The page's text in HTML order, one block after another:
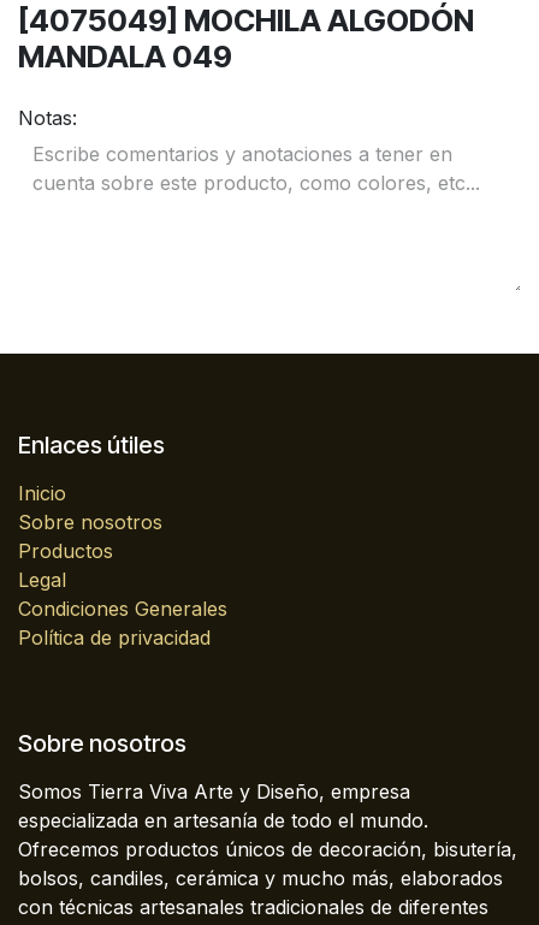
[4075049] MOCHILA ALGODÓN
MANDALA 049
Notas:
Enlaces útiles
Inicio
Sobre nosotros
Productos
Legal
Condiciones Generales
Política de privacidad
Sobre nosotros
Somos Tierra Viva Arte y Diseño, empresa
especializada en artesanía de todo el mundo.
Ofrecemos productos únicos de decoración, bisutería,
bolsos, candiles, cerámica y mucho más, elaborados
con técnicas artesanales tradicionales de diferentes